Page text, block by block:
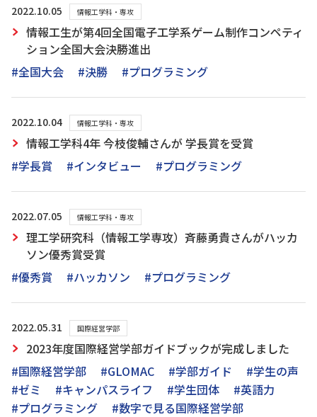
2022.10.05 情報工学科・専攻
情報工生が第4回全国電子工学系ゲーム制作コンペティ
ション全国大会決勝進出
#全国大会
#決勝 #プログラミング
2022.10.04 情報工学科・専攻
情報工学科4年 今枝俊輔さんが 学長賞を受賞
#学長賞
#インタビュー #プログラミング
2022.07.05 情報工学科・専攻
理工学研究科（情報工学専攻）斉藤勇貴さんがハッカ
ソン優秀賞受賞
#優秀賞
#ハッカソン #プログラミング
2022.05.31 国際経営学部
2023年度国際経営学部ガイドブックが完成しました
#国際経営学部
#GLOMAC #学部ガイド
#学生の声
#ゼミ
#キャンパスライフ #学生団体
#英語力
#プログラミング
#数字で見る国際経営学部